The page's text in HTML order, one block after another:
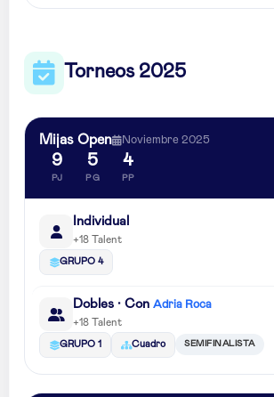
Torneos 2025
Mijas Open Noviembre 2025
9
PJ
5
PG
4
PP
Individual
+18 Talent
GRUPO 4
Dobles · Con Adria Roca
+18 Talent
GRUPO 1 Cuadro SEMIFINALISTA